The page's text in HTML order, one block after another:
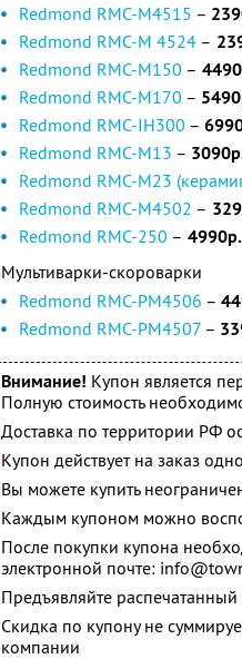
Redmond RMC-M4515 –
Redmond RMC-M 4524 –
Redmond RMC-M150 –
Redmond RMC-M170 –
Redmond RMC-IH300 –
Redmond RMC-M13 –
Redmond RMC-M23
Redmond RMC-M4502 –
Redmond RMC-250 –
Мультиварки-скороварки
Redmond RMC-PM4506 –
Redmond RMC-PM4507 –
Внимание! Купон является
Полную стоимость
Доставка по территории РФ
Купон действует на заказ
Вы можете купить
Каждым купоном можно
После покупки купона
электронной почте:
Предъявляйте
Скидка по купону не
компании